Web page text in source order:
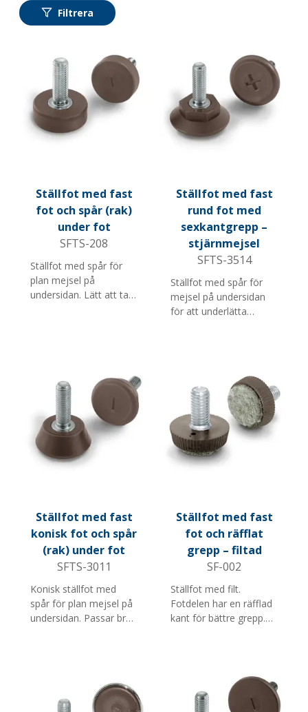
Filtrera
Ställfot med fast
fot och spår (rak)
under fot
SFTS-208
Ställfot med spår för
plan mejsel på
undersidan. Lätt att ta
gängor. Med eller utan
radie på ovankanten.
Notera: 1) markerar
ställfötter utan radie.
Ställfot med fast
rund fot med
sexkantgrepp –
stjärnmejsel
SFTS-3514
Ställfot med spår för
mejsel på undersidan
för att underlätta
flera diametrar,
skruvlängder och M-
gängor.
Ställfot med fast
konisk fot och spår
(rak) under fot
SFTS-3011
Konisk ställfot med
spår för plan mejsel på
undersidan. Passar bra
Ställfot med fast
fot och räfflat
grepp – filtad
SF-002
Ställfot med filt.
Fotdelen har en räfflad
kant för bättre grepp.
skruvlängder och M-
gängor. Notera: Mindre
lämplig för sträva ytor.